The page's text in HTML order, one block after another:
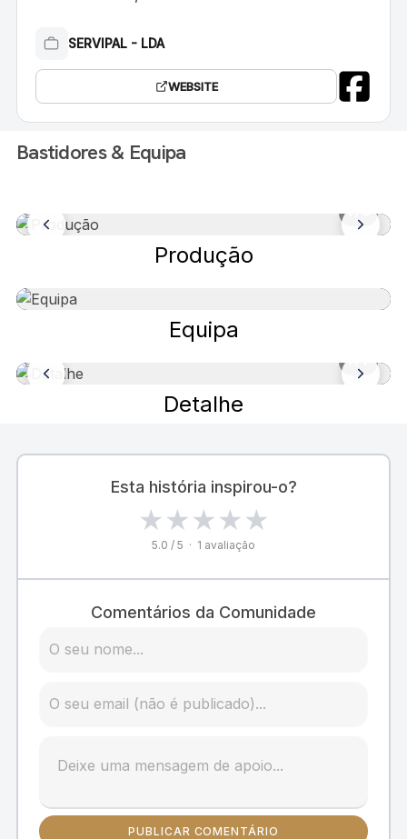
SERVIPAL - LDA
WEBSITE
Bastidores & Equipa
Produção
Equipa
Detalhe
Esta história inspirou-o?
★★★★★
5.0 / 5 · 1 avaliação
Comentários da Comunidade
PUBLICAR COMENTÁRIO